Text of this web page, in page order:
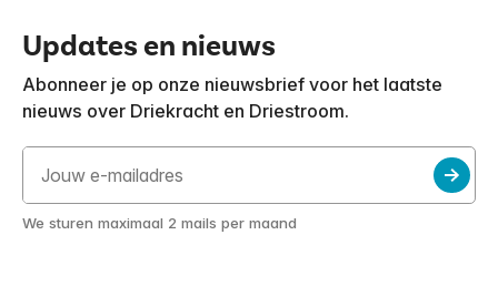
Updates en nieuws
Abonneer je op onze nieuwsbrief voor het laatste
nieuws over Driekracht en Driestroom.
We sturen maximaal 2 mails per maand